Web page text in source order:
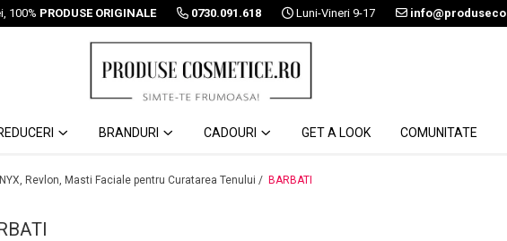
100% PRODUSE ORIGINALE 0730.091.618 Luni-Vineri 9-17
BRANDURI CADOURI GET A LOOK COMUNITATE
Revlon, Masti Faciale pentru Curatarea Tenului / BARBATI